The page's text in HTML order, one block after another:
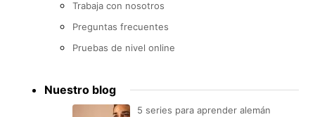
Trabaja con nosotros
Preguntas frecuentes
Pruebas de nivel online
Nuestro blog
5 series para aprender alemán